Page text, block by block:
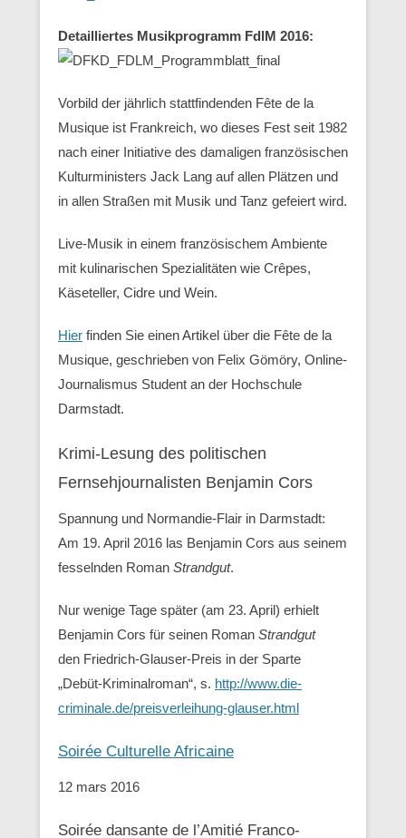
Detailliertes Musikprogramm FdlM 2016:
Vorbild der jährlich stattfindenden Fête de la
Musique ist Frankreich, wo dieses Fest seit 1982
nach einer Initiative des damaligen französischen
Kulturministers Jack Lang auf allen Plätzen und
in allen Straßen mit Musik und Tanz gefeiert wird.
Live-Musik in einem französischem Ambiente
mit kulinarischen Spezialitäten wie Crêpes,
Käseteller, Cidre und Wein.
Hier finden Sie einen Artikel über die Fête de la
Musique, geschrieben von Felix Gömöry, Online-
Journalismus Student an der Hochschule
Darmstadt.
Krimi-Lesung des politischen
Fernsehjournalisten Benjamin Cors
Spannung und Normandie-Flair in Darmstadt:
Am 19. April 2016 las Benjamin Cors aus seinem
fesselnden Roman Strandgut.
Nur wenige Tage später (am 23. April) erhielt
Benjamin Cors für seinen Roman Strandgut
den Friedrich-Glauser-Preis in der Sparte
„Debüt-Kriminalroman“, s. http://www.die-
criminale.de/preisverleihung-glauser.html
Soirée Culturelle Africaine
12 mars 2016
Soirée dansante de l’Amitié Franco-